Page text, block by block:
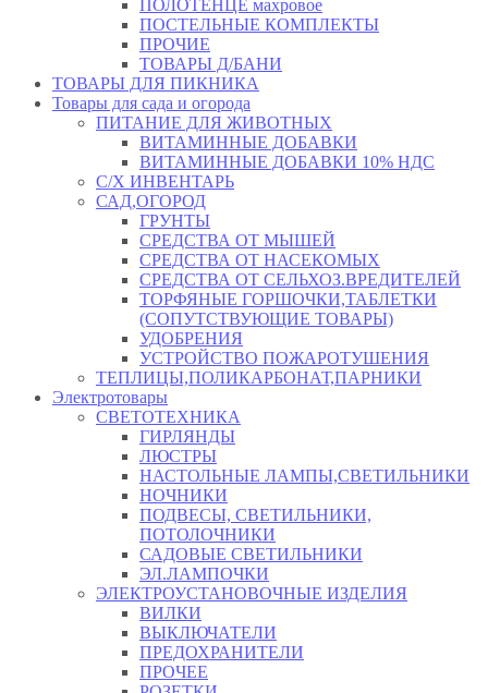
ПОЛОТЕНЦЕ махровое
ПОСТЕЛЬНЫЕ КОМПЛЕКТЫ
ПРОЧИЕ
ТОВАРЫ Д/БАНИ
ТОВАРЫ ДЛЯ ПИКНИКА
Товары для сада и огорода
ПИТАНИЕ ДЛЯ ЖИВОТНЫХ
ВИТАМИННЫЕ ДОБАВКИ
ВИТАМИННЫЕ ДОБАВКИ 10% НДС
С/Х ИНВЕНТАРЬ
САД,ОГОРОД
ГРУНТЫ
СРЕДСТВА ОТ МЫШЕЙ
СРЕДСТВА ОТ НАСЕКОМЫХ
СРЕДСТВА ОТ СЕЛЬХОЗ.ВРЕДИТЕЛЕЙ
ТОРФЯНЫЕ ГОРШОЧКИ,ТАБЛЕТКИ
(СОПУТСТВУЮЩИЕ ТОВАРЫ)
УДОБРЕНИЯ
УСТРОЙСТВО ПОЖАРОТУШЕНИЯ
ТЕПЛИЦЫ,ПОЛИКАРБОНАТ,ПАРНИКИ
Электротовары
СВЕТОТЕХНИКА
ГИРЛЯНДЫ
ЛЮСТРЫ
НАСТОЛЬНЫЕ ЛАМПЫ,СВЕТИЛЬНИКИ
НОЧНИКИ
ПОДВЕСЫ, СВЕТИЛЬНИКИ,
ПОТОЛОЧНИКИ
САДОВЫЕ СВЕТИЛЬНИКИ
ЭЛ.ЛАМПОЧКИ
ЭЛЕКТРОУСТАНОВОЧНЫЕ ИЗДЕЛИЯ
ВИЛКИ
ВЫКЛЮЧАТЕЛИ
ПРЕДОХРАНИТЕЛИ
ПРОЧЕЕ